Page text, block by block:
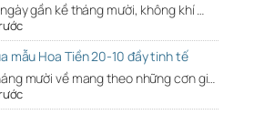
gần kề tháng mười, không khí …
mẫu Hoa Tiền 20-10 đầy tinh tế
mười về mang theo những cơn gi…